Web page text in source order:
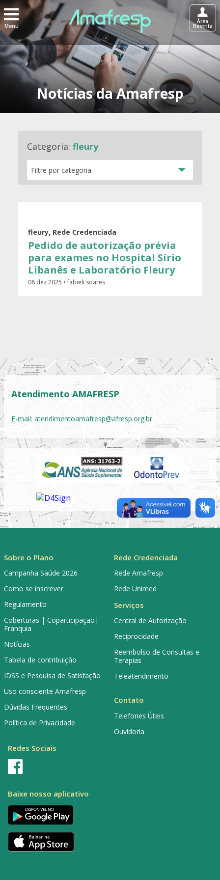
Menu
Área
Restrita
Notícias da Amafresp
Categoria:fleury
fleury, Rede Credenciada
Pedido de autorização prévia
para exames no Hospital Sírio
Libanês e Laboratório Fleury
08 dez 2025 • fabieli soares
Atendimento AMAFRESP
E-mail: atendimentoamafresp@afresp.org.br
Sobre o Plano
Campanha Saúde 2026
Como se inscrever
Regulamento
Coberturas | Coparticipação|
Franquia
Notícias
Tabela de contribuição
IDSS e Pesquisa de Satisfação
Uso consciente Amafresp
Dúvidas Frequentes
Política de Privacidade
Rede Credenciada
Rede Amafresp
Rede Unimed
Serviços
Central de Autorização
Reciprocidade
Reembolso de Consultas e
Terapias
Teleatendimento
Contato
Telefones Úteis
Ouvidoria
Redes Sociais
Baixe nosso aplicativo